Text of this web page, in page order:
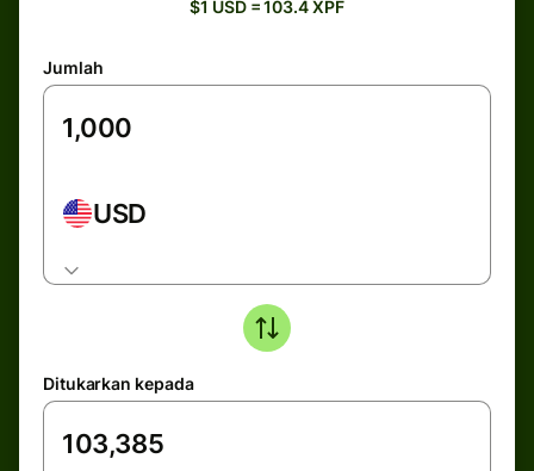
$1 USD = 103.4 XPF
Jumlah
USD
Ditukarkan kepada